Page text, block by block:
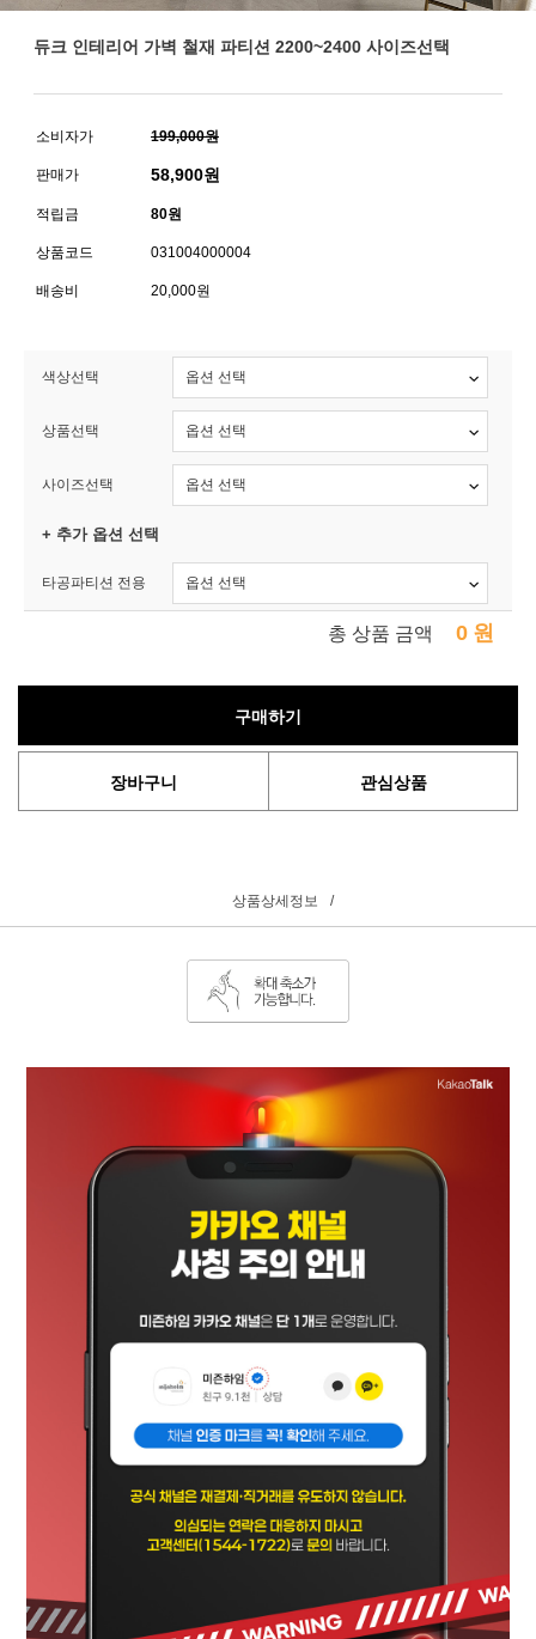
듀크 인테리어 가벽 철재 파티션 2200~2400 사이즈선택
소비자가 199,000원
판매가 58,900원
적립금 80원
상품코드 031004000004
배송비 20,000원
색상선택
상품선택
사이즈선택
+ 추가 옵션 선택
타공파티션 전용
총 상품 금액 0 원
구매하기
장바구니 관심상품
상품상세정보